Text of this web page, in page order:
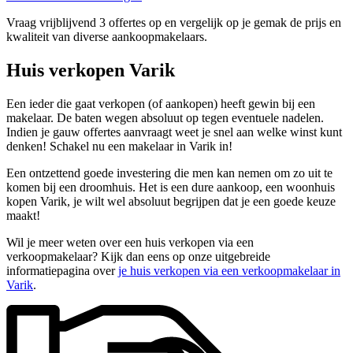
Vraag vrijblijvend 3 offertes op en vergelijk op je gemak de prijs en
kwaliteit van diverse aankoopmakelaars.
Huis verkopen Varik
Een ieder die gaat verkopen (of aankopen) heeft gewin bij een
makelaar. De baten wegen absoluut op tegen eventuele nadelen.
Indien je gauw offertes aanvraagt weet je snel aan welke winst kunt
denken! Schakel nu een makelaar in Varik in!
Een ontzettend goede investering die men kan nemen om zo uit te
komen bij een droomhuis. Het is een dure aankoop, een woonhuis
kopen Varik, je wilt wel absoluut begrijpen dat je een goede keuze
maakt!
Wil je meer weten over een huis verkopen via een
verkoopmakelaar? Kijk dan eens op onze uitgebreide
informatiepagina overje huis verkopen via een verkoopmakelaar in
Varik.